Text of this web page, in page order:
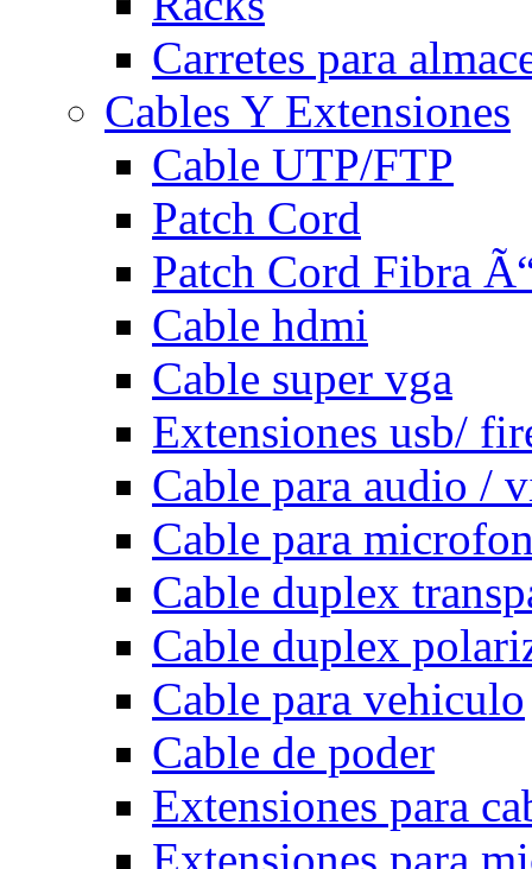
Carretes para
Cables Y Extensiones
Cable UTP/FTP
Patch Cord
Patch Cord Fibra
Cable hdmi
Cable super vga
Extensiones usb/
Cable para audio /
Cable para
Cable duplex
Cable duplex
Cable para vehiculo
Cable de poder
Extensiones para